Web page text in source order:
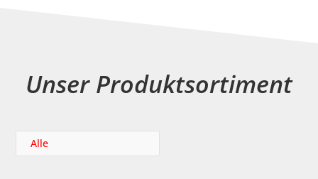
Unser Produktsortiment
Alle